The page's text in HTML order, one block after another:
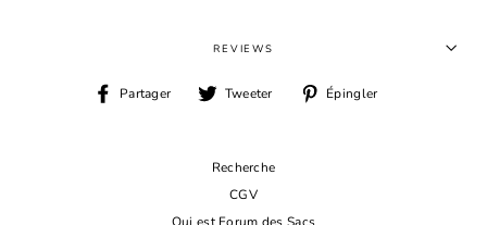
REVIEWS
Partager
PartagerTweeter
TweeterÉpingler
Recherche
CGV
Qui est Forum des Sacs